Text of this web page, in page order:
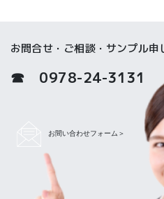
お問合せ・ご相談・サンプル申
☎ 0978-24-3131
お間い合わせフォーム＞